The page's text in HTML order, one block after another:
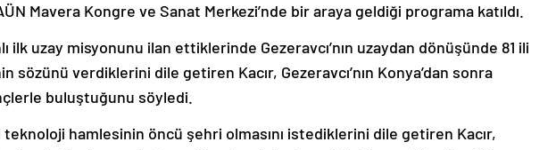
Mavera Kongre ve Sanat Merkezi’nde bir araya geldiği programa katıldı.
ilk uzay misyonunu ilan ettiklerinde Gezeravcı’nın uzaydan dönüşünde 81 ili
sözünü verdiklerini dile getiren Kacır, Gezeravcı’nın Konya’dan sonra
buluştuğunu söyledi.
teknoloji hamlesinin öncü şehri olmasını istediklerini dile getiren Kacır,